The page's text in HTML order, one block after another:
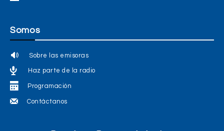
Somos
Sobre las emisoras
Haz parte de la radio
Programación
Contáctanos